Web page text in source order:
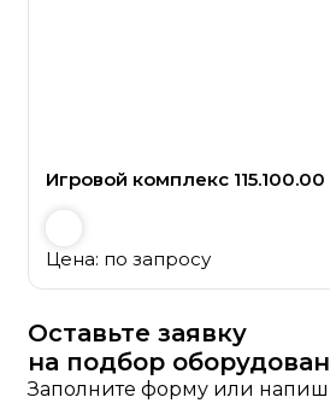
Игровой комплекс 115.100.00
Цена: по запросу
Оставьте заявку
на подбор
Заполните форму или